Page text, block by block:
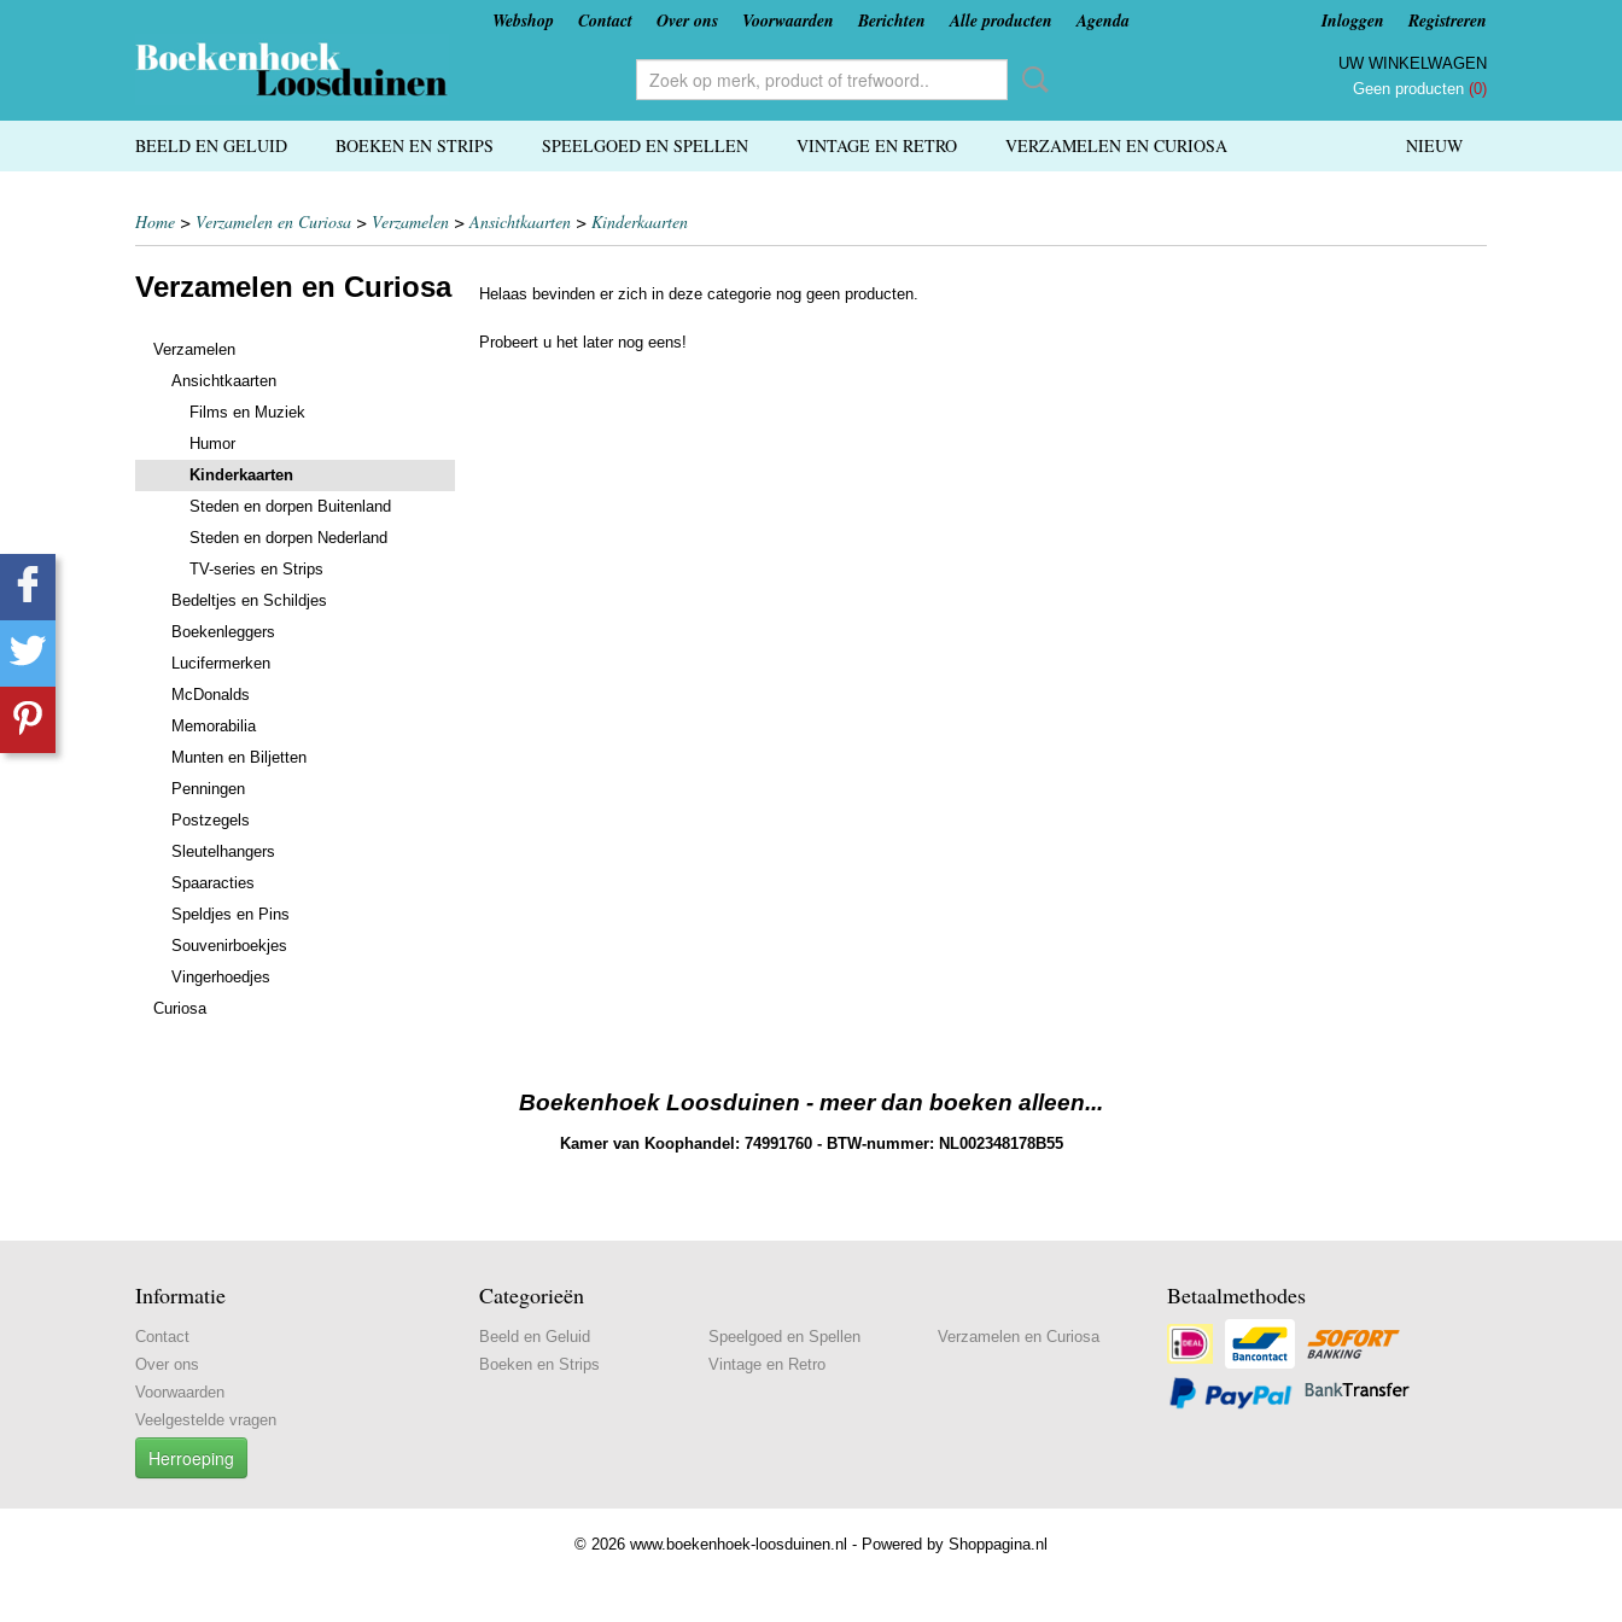
Webshop Contact Over ons Voorwaarden Berichten Alle producten Agenda Inloggen Registreren
UW WINKELWAGEN
Geen producten (0)
NIEUW
BEELD EN GELUID BOEKEN EN STRIPS SPEELGOED EN SPELLEN VINTAGE EN RETRO VERZAMELEN EN CURIOSA
Home > Verzamelen en Curiosa > Verzamelen >Ansichtkaarten > Kinderkaarten
Verzamelen en Curiosa
Verzamelen
Ansichtkaarten
Films en Muziek
Humor
Kinderkaarten
Steden en dorpen Buitenland
Steden en dorpen Nederland
TV-series en Strips
Bedeltjes en Schildjes
Boekenleggers
Lucifermerken
McDonalds
Memorabilia
Munten en Biljetten
Penningen
Postzegels
Sleutelhangers
Spaaracties
Speldjes en Pins
Souvenirboekjes
Vingerhoedjes
Curiosa
Helaas bevinden er zich in deze categorie nog geen producten.
Probeert u het later nog eens!
Boekenhoek Loosduinen - meer dan boeken alleen...
Kamer van Koophandel: 74991760 - BTW-nummer: NL002348178B55
Informatie
Contact
Over ons
Voorwaarden
Veelgestelde vragen
Herroeping
Categorieën
Beeld en Geluid
Boeken en Strips
Speelgoed en Spellen
Vintage en Retro
Verzamelen en Curiosa
Betaalmethodes
© 2026 www.boekenhoek-loosduinen.nl - Powered by Shoppagina.nl